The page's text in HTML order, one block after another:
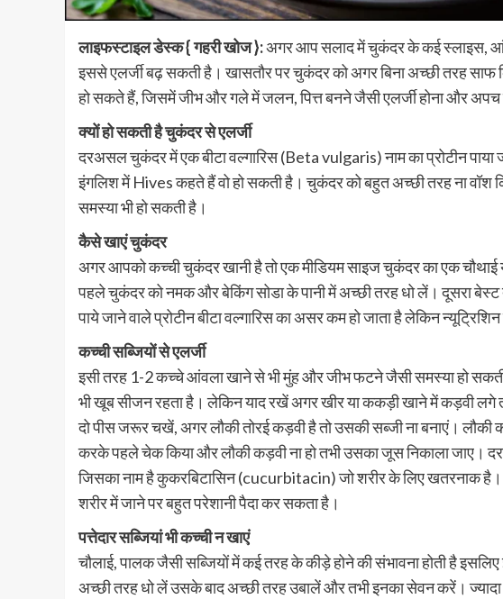
लाइफस्टाइल डेस्क { गहरी खोज }:अगर आप सलाद में चुकंदर के कई स्लाइस,
इससे एलर्जी बढ़ सकती है। खासतौर पर चुकंदर को अगर बिना अच्छी तरह साफ
हो सकते हैं, जिसमें जीभ और गले में जलन, पित्त बनने जैसी एलर्जी होना और अपच
क्यों हो सकती है चुकंदर से एलर्जी
दरअसल चुकंदर में एक बीटा वल्गारिस (Beta vulgaris) नाम का प्रोटीन पाया
इंगलिश में Hives कहते हैं वो हो सकती है। चुकंदर को बहुत अच्छी तरह ना वॉश
समस्या भी हो सकती है।
कैसे खाएं चुकंदर
अगर आपको कच्ची चुकंदर खानी है तो एक मीडियम साइज चुकंदर का एक चौथाई
पहले चुकंदर को नमक और बेकिंग सोडा के पानी में अच्छी तरह धो लें। दूसरा
पाये जाने वाले प्रोटीन बीटा वल्गारिस का असर कम हो जाता है लेकिन
कच्ची सब्जियों से एलर्जी
इसी तरह 1-2 कच्चे आंवला खाने से भी मुंह और जीभ फटने जैसी समस्या हो सकती
भी खूब सीजन रहता है। लेकिन याद रखें अगर खीर या ककड़ी खाने में कड़वी लगे
दो पीस जरूर चखें, अगर लौकी तोरई कड़वी है तो उसकी सब्जी ना बनाएं।
करके पहले चेक किया और लौकी कड़वी ना हो तभी उसका जूस निकाला जाए।
जिसका नाम है कुकरबिटासिन (cucurbitacin) जो शरीर के लिए खतरनाक है। ये
शरीर में जाने पर बहुत परेशानी पैदा कर सकता है।
पत्तेदार सब्जियां भी कच्ची न खाएं
चौलाई, पालक जैसी सब्जियों में कई तरह के कीड़े होने की संभावना होती है
अच्छी तरह धो लें उसके बाद अच्छी तरह उबालें और तभी इनका सेवन करें। ज्यादा